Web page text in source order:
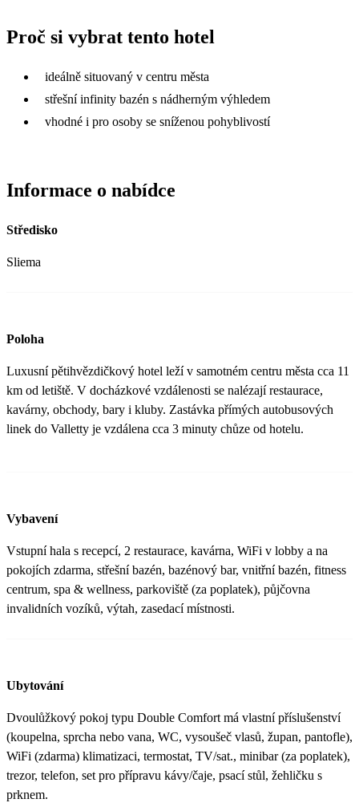
19 279
Proč si vybrat tento hotel
ideálně situovaný v centru města
střešní infinity bazén s nádherným výhledem
vhodné i pro osoby se sníženou pohyblivostí
Informace o nabídce
Středisko
Sliema
Poloha
Luxusní pětihvězdičkový hotel leží v samotném centru města cca 11
km od letiště. V docházkové vzdálenosti se nalézají restaurace,
kavárny, obchody, bary i kluby. Zastávka přímých autobusových
linek do Valletty je vzdálena cca 3 minuty chůze od hotelu.
Vybavení
Vstupní hala s recepcí, 2 restaurace, kavárna, WiFi v lobby a na
pokojích zdarma, střešní bazén, bazénový bar, vnitřní bazén, fitness
centrum, spa & wellness, parkoviště (za poplatek), půjčovna
invalidních vozíků, výtah, zasedací místnosti.
Ubytování
Dvoulůžkový pokoj typu Double Comfort má vlastní příslušenství
(koupelna, sprcha nebo vana, WC, vysoušeč vlasů, župan, pantofle),
WiFi (zdarma) ​​klimatizaci, termostat, TV/sat., minibar (za poplatek),
trezor, telefon, set pro přípravu kávy/čaje, psací stůl, žehličku s
prknem.